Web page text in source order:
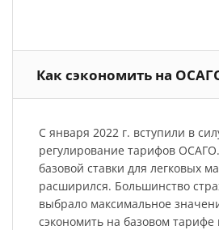
Как сэкономить на
С января 2022 г. вступили в
регулирование тарифов
базовой ставки для легковых
расширился. Большинство
выбрало максимальное
сэкономить на базовом